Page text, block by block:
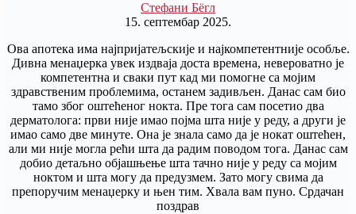
Стефани Бёгл
15. септембар 2025.
Ова апотека има најпријатељскије и најкомпетентније особље.
Дивна менаџерка увек издваја доста времена, невероватно је
компетентна и сваки пут кад ми помогне са мојим
здравственим проблемима, останем задивљен. Данас сам био
тамо због оштећеног нокта. Пре тога сам посетио два
дерматолога: први није имао појма шта није у реду, а други је
имао само две минуте. Она је знала само да је нокат оштећен,
али ми није могла рећи шта да радим поводом тога. Данас сам
добио детаљно објашњење шта тачно није у реду са мојим
ноктом и шта могу да предузмем. Зато могу свима да
препоручим менаџерку и њен тим. Хвала вам пуно. Срдачан
поздрав